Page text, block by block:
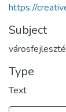
https://
Subject
Type
Text